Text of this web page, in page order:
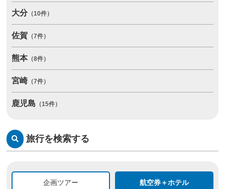
大分（10件）
佐賀 （7件）
熊本（8件）
宮崎（7件）
鹿児島 （15件）
旅行を検索する
企画ツアー 航空券＋ホテル